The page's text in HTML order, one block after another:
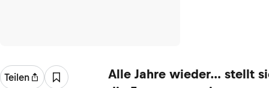
Teilen
Alle Jahre wieder… stellt